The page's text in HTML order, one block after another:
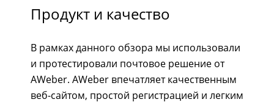
Продукт и качество
В рамках данного обзора мы использовали
и протестировали почтовое решение от
AWeber. AWeber впечатляет качественным
веб-сайтом, простой регистрацией и легким